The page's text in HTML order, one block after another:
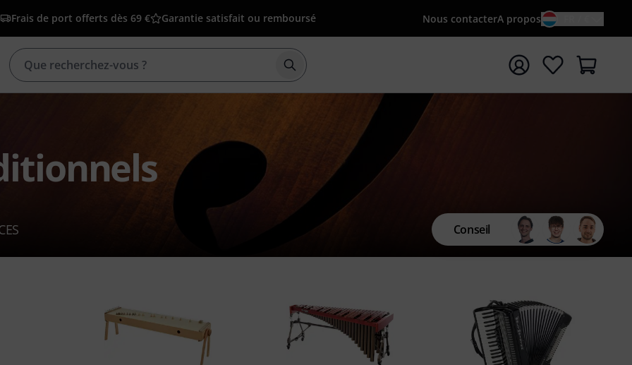
Frais de port offerts dès 69 € Garantie satisfait ou remboursé Nous contacterA propos
Démarrer la recherche avec le terme de recherche
Conseil